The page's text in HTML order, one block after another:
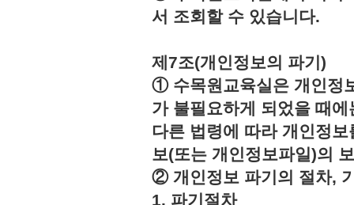
서 조회할 수 있습니다.
제7조(개인정보의 파기)
① 수목원교육실은 개인정
가 불필요하게 되었을 때
다른 법령에 따라 개인정
보(또는 개인정보파일)의
② 개인정보 파기의 절차,
1. 파기절차